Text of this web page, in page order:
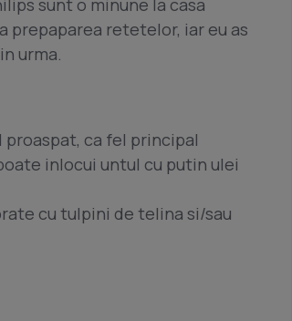
sunt o minune la casa
retetelor, iar eu as
urma.
ca fel principal
inlocui untul cu putin ulei
cu tulpini de telina si/sau